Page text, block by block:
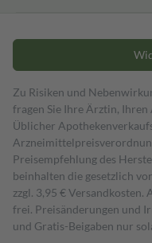
Zu Risiken und
fragen Sie Ihre Ärztin,
Üblicher
Preisempfehlung des
beinhalten die gesetzlich
zzgl. 3,95 €
frei. Preisänderungen und
und Gratis-Beigaben nur